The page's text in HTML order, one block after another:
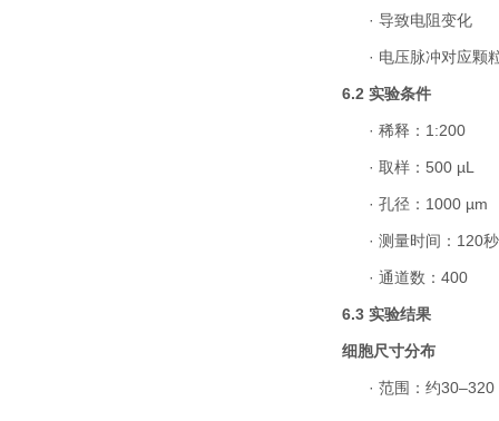
· 导致电阻变化
· 电压脉冲对应颗
6.2 实验条件
· 稀释： 1:200
· 取样： 500 µL
· 孔径： 1000 µm
· 测量时间： 120秒
· 通道数： 400
6.3 实验结果
细胞尺寸分布
· 范围：约30–320